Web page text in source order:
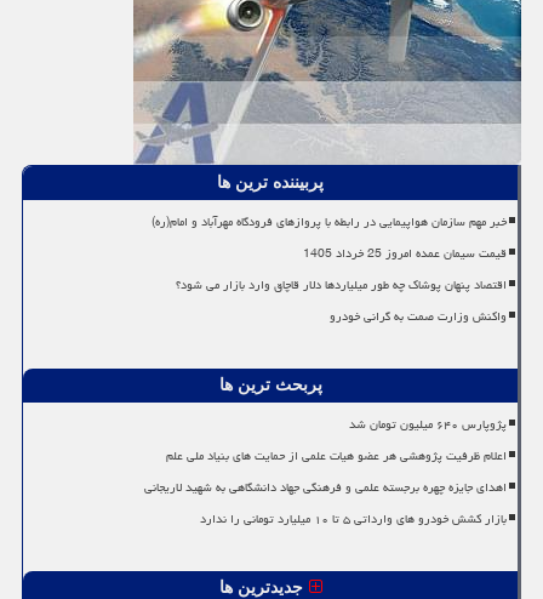
پربیننده ترین ها
خبر مهم سازمان هواپیمایی در رابطه با پروازهای فرودگاه مهرآباد و امام(ره)
قیمت سیمان عمده امروز 25 خرداد 1405
اقتصاد پنهان پوشاک چه طور میلیاردها دلار قاچاق وارد بازار می شود؟
واکنش وزارت صمت به گرانی خودرو
پربحث ترین ها
پژوپارس ۶۴۰ میلیون تومان شد
اعلام ظرفیت پژوهشی هر عضو هیات علمی از حمایت های بنیاد ملی علم
اهدای جایزه چهره برجسته علمی و فرهنگی جهاد دانشگاهی به شهید لاریجانی
بازار کشش خودرو های وارداتی ۵ تا ۱۰ میلیارد تومانی را ندارد
جدیدترین ها